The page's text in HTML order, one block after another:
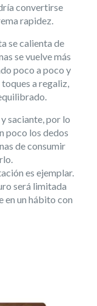
convertirse
rapidez.
se calienta de
se vuelve más
poco a poco y
a regaliz,
saciante, por lo
poco los dedos
de consumir
es ejemplar.
será limitada
un hábito con